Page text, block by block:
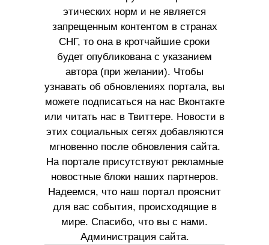
этических норм и не является
запрещенным контентом в странах
СНГ, то она в кротчайшие сроки
будет опубликована с указанием
автора (при желании). Чтобы
узнавать об обновлениях портала, вы
можете подписаться на нас Вконтакте
или читать нас в Твиттере. Новости в
этих социальных сетях добавляются
мгновенно после обновления сайта.
На портале присутствуют рекламные
новостные блоки наших партнеров.
Надеемся, что наш портал прояснит
для вас события, происходящие в
мире. Спасибо, что вы с нами.
Администрация сайта.